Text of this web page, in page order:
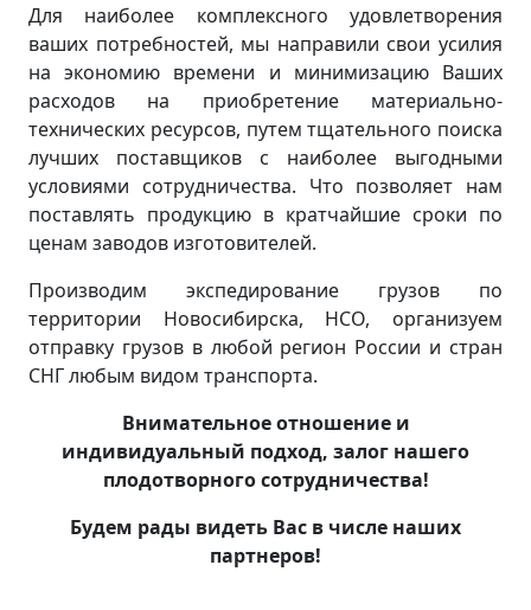
Для наиболее комплексного удовлетворения
ваших потребностей, мы направили свои усилия
на экономию времени и минимизацию Ваших
расходов на приобретение материально-
технических ресурсов, путем тщательного поиска
лучших поставщиков с наиболее выгодными
условиями сотрудничества. Что позволяет нам
поставлять продукцию в кратчайшие сроки по
ценам заводов изготовителей.
Производим экспедирование грузов по
территории Новосибирска, НСО, организуем
отправку грузов в любой регион России и стран
СНГ любым видом транспорта.
Внимательное отношение и
индивидуальный подход, залог нашего
плодотворного сотрудничества!
Будем рады видеть Вас в числе наших
партнеров!